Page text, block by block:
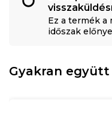
Ez a termék
időszak
Gyakran